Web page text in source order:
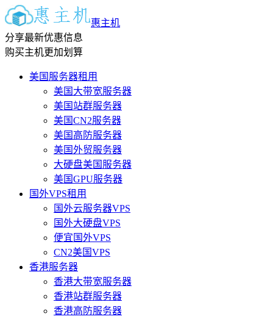
惠主机
分享最新优惠信息
购买主机更加划算
美国服务器租用
美国大带宽服务器
美国站群服务器
美国CN2服务器
美国高防服务器
美国外贸服务器
大硬盘美国服务器
美国GPU服务器
国外VPS租用
国外云服务器VPS
国外大硬盘VPS
便宜国外VPS
CN2美国VPS
香港服务器
香港大带宽服务器
香港站群服务器
香港高防服务器